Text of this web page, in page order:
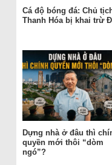
Cá độ bóng đá: Chủ
Thanh Hóa bị khai trừ
Dựng nhà ở đâu thì
quyền mới thôi “dòm
ngó”?